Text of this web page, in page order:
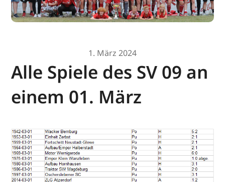
1. März 2024
Alle Spiele des SV 09 an
einem 01. März